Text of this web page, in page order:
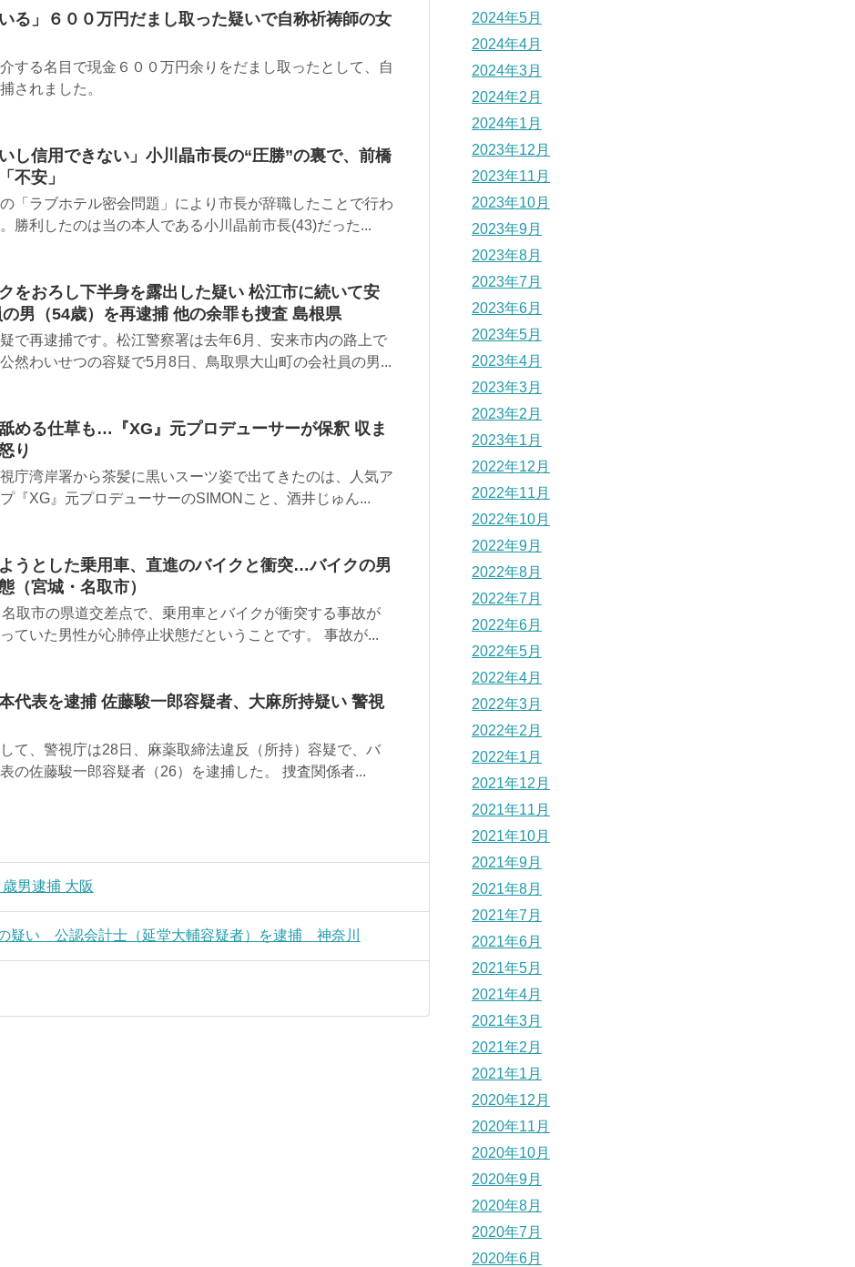
る」６００万円だまし取った疑いで自称祈祷師の女
する名目で現金６００万円余りをだまし取ったとして、自
されました。
し信用できない」小川晶市長の“圧勝”の裏で、前橋
不安」
「ラブホテル密会問題」により市長が辞職したことで行わ
勝利したのは当の本人である小川晶前市長(43)だった...
をおろし下半身を露出した疑い 松江市に続いて安
男（54歳）を再逮捕 他の余罪も捜査 島根県
で再逮捕です。松江警察署は去年6月、安来市内の路上で
然わいせつの容疑で5月8日、鳥取県大山町の会社員の男...
める仕草も…『XG』元プロデューサーが保釈 収ま
り
庁湾岸署から茶髪に黒いスーツ姿で出てきたのは、人気ア
『XG』元プロデューサーのSIMONこと、酒井じゅん...
うとした乗用車、直進のバイクと衝突…バイクの男
（宮城・名取市）
取市の県道交差点で、乗用車とバイクが衝突する事故が
ていた男性が心肺停止状態だということです。 事故が...
代表を逮捕 佐藤駿一郎容疑者、大麻所持疑い 警視
て、警視庁は28日、麻薬取締法違反（所持）容疑で、バ
の佐藤駿一郎容疑者（26）を逮捕した。 捜査関係者...
男逮捕 大阪
疑い 公認会計士（延堂大輔容疑者）を逮捕 神奈川
2024年5月
2024年4月
2024年3月
2024年2月
2024年1月
2023年12月
2023年11月
2023年10月
2023年9月
2023年8月
2023年7月
2023年6月
2023年5月
2023年4月
2023年3月
2023年2月
2023年1月
2022年12月
2022年11月
2022年10月
2022年9月
2022年8月
2022年7月
2022年6月
2022年5月
2022年4月
2022年3月
2022年2月
2022年1月
2021年12月
2021年11月
2021年10月
2021年9月
2021年8月
2021年7月
2021年6月
2021年5月
2021年4月
2021年3月
2021年2月
2021年1月
2020年12月
2020年11月
2020年10月
2020年9月
2020年8月
2020年7月
2020年6月